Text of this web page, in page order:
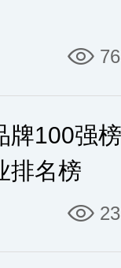
牌100强
排名榜